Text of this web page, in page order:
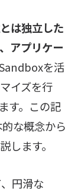
は独立した
アプリケー
を活
イズを行
す。この記
な概念から
します。
円滑な